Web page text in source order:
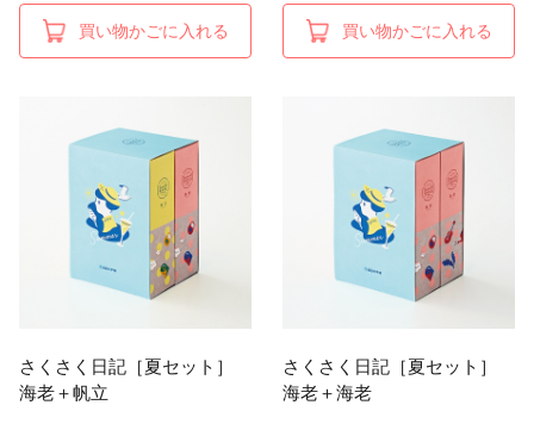
買い物かごに入れる 買い物かごに入れる
さくさく日記［夏セット］
海老＋帆立
さくさく日記［夏セット］
海老＋海老